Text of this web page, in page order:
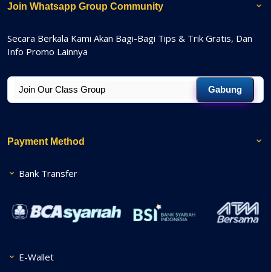
Join Whatsapp Group Community
Secara Berkala Kami Akan Bagi-Bagi Tips & Trik Gratis, Dan
Info Promo Lainnya
Gabung
Payment Method
Bank Transfer
E-Wallet